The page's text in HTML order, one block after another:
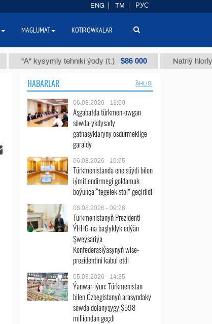
"А" kysymly tehniki ýody (t.) $86 000 Natriý hlorly
HABARLAR ÄHLISI
06.08.2026 - 13:50
Aşgabatda türkmen-owgan
söwda-ykdysady
gatnaşyklaryny ösdürmeklige
garaldy
06.08.2026 - 10:55
Türkmenistanda ene süýdi bilen
iýmitlendirmegi goldamak
boýunça “tegelek stol” geçirildi
06.08.2026 - 09:26
Türkmenistanyň Prezidenti
ÝHHG-na başlyklyk edýän
Şweýsariýa
Konfederasiýasynyň wise-
prezidentini kabul etdi
05.08.2026 - 14:35
Ýanwar-iýun: Türkmenistan
bilen Özbegistanyň arasyndaky
söwda dolanyşygy $598
milliondan geçdi
ENG TM РУС
MAGLUMAT KOTIROWKALAR